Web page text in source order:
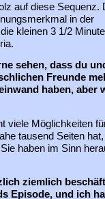
auf diese Sequenz.
in der
kleinen 3 1/2
sehen, dass du
Freunde
haben, aber
viele Möglichkeiten
tausend Seiten
haben im Sinn
ziemlich
Episode, und ich